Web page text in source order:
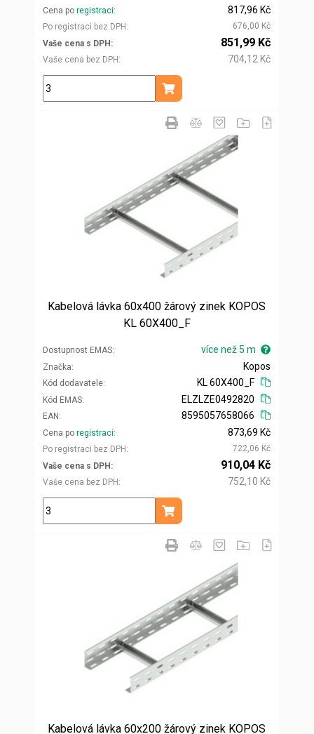
Cena po registraci
Po registraci bez DPH
817,96 Kč
676,00 Kč
Vaše cena s DPH
Vaše cena bez DPH
851,99 Kč
704,12 Kč
m
Přidat do košíku
Kabelová lávka 60x400 žárový zinek KOPOS
KL 60X400_F
Dostupnost EMAS více než 5 m
Značka
Kód dodavatele
Kopos
KL 60X400_F
Kód EMAS
EAN
ELZLZE0492820
8595057658066
Cena po registraci
Po registraci bez DPH
873,69 Kč
722,06 Kč
Vaše cena s DPH
Vaše cena bez DPH
910,04 Kč
752,10 Kč
m
Přidat do košíku
Kabelová lávka 60x200 žárový zinek KOPOS